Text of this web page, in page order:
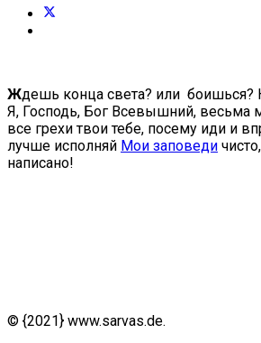
Ждешь конца света? или боишься?
Я, Господь, Бог Всевышний, весьма
все грехи твои тебе, посему иди и
лучше исполняй Мои заповеди
написано!
© {2021} www.sarvas.de.